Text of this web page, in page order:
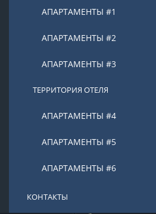
АПАРТАМЕНТЫ #1
АПАРТАМЕНТЫ #2
АПАРТАМЕНТЫ #3
ТЕРРИТОРИЯ ОТЕЛЯ
АПАРТАМЕНТЫ #4
АПАРТАМЕНТЫ #5
АПАРТАМЕНТЫ #6
КОНТАКТЫ